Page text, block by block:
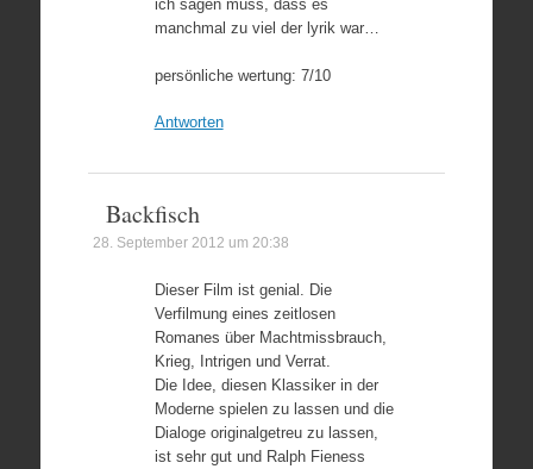
ich sagen muss, dass es
manchmal zu viel der lyrik war…
persönliche wertung: 7/10
Antworten
Backfisch
28. September 2012 um 20:38
Dieser Film ist genial. Die
Verfilmung eines zeitlosen
Romanes über Machtmissbrauch,
Krieg, Intrigen und Verrat.
Die Idee, diesen Klassiker in der
Moderne spielen zu lassen und die
Dialoge originalgetreu zu lassen,
ist sehr gut und Ralph Fieness